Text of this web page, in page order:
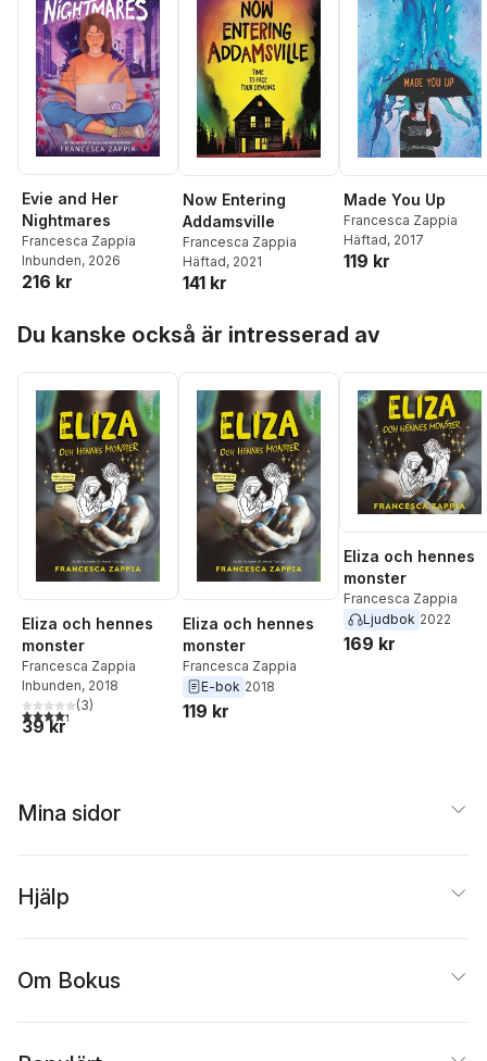
Evie and Her
Nightmares
Francesca Zappia
Inbunden, 2026
216 kr
Now Entering
Addamsville
Francesca Zappia
Häftad, 2021
141 kr
Made You Up
Francesca Zappia
Häftad, 2017
119 kr
Du kanske också är intresserad av
Eliza och hennes
monster
Francesca Zappia
Inbunden, 2018
4,3utav 5 stjärnor. Totalt antal röster:
(3)
39 kr
Eliza och hennes
monster
Francesca Zappia
E-bok 2018
119 kr
Eliza och hennes
monster
Francesca Zappia
Ljudbok 2022
169 kr
Mina sidor
Hjälp
Om Bokus